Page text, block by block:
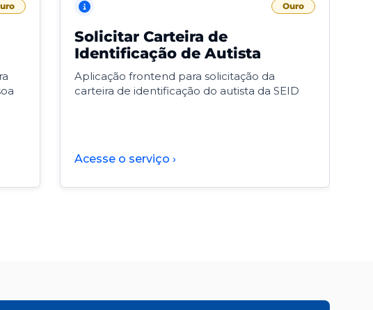
Ouro
Solicitar Carteira de
Identificação de Autista
Aplicação frontend para solicitação da
carteira de identificação do autista da SEID
Acesse o serviço ›